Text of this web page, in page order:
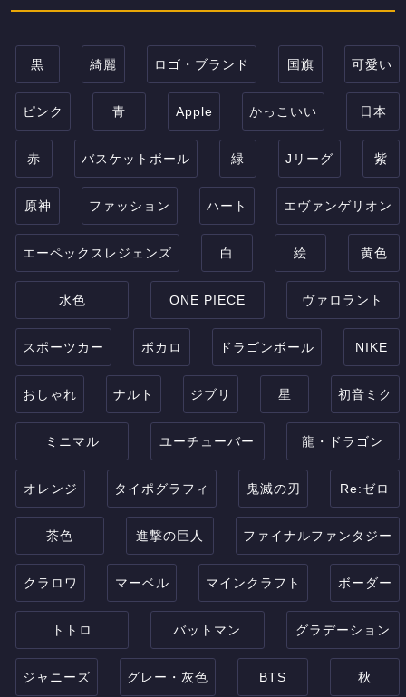
黒 綺麗 ロゴ・ブランド 国旗 可愛い
ピンク 青 Apple かっこいい 日本
赤 バスケットボール 緑 Jリーグ 紫
原神 ファッション ハート エヴァンゲリオン
エーペックスレジェンズ 白 絵 黄色
水色 ONE PIECE ヴァロラント
スポーツカー ボカロ ドラゴンボール NIKE
おしゃれ ナルト ジブリ 星 初音ミク
ミニマル ユーチューバー 龍・ドラゴン
オレンジ タイポグラフィ 鬼滅の刃 Re:ゼロ
茶色 進撃の巨人 ファイナルファンタジー
クラロワ マーベル マインクラフト ボーダー
トトロ バットマン グラデーション
ジャニーズ グレー・灰色 BTS 秋